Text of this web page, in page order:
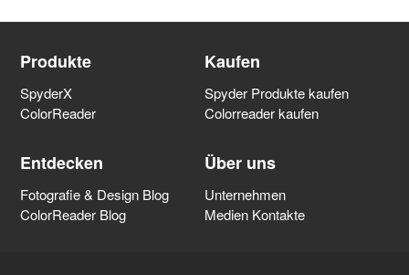
Spyder Accessories - Spyder Zubehör
Informationen zum Thema Farbmanagement
Datacolor LightColor Meter
Produkte
SpyderX
ColorReader
Kaufen
Spyder Produkte kaufen
Colorreader kaufen
Entdecken
Fotografie & Design Blog
ColorReader Blog
Über uns
Unternehmen
Medien Kontakte